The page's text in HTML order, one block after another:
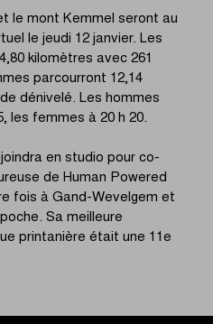
le mont Kemmel seront au
le jeudi 12 janvier. Les
kilomètres avec 261
parcourront 12,14
dénivelé. Les hommes
les femmes à 20 h 20.
en studio pour co-
de Human Powered
fois à Gand-Wevelgem et
Sa meilleure
printanière était une 11e